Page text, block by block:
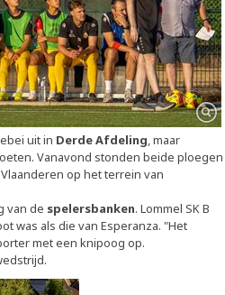
uit in Derde Afdeling, maar
Vanavond stonden beide ploegen
op het terrein van
van de spelersbanken. Lommel SK B
was als die van Esperanza. "Het
met een knipoog op.